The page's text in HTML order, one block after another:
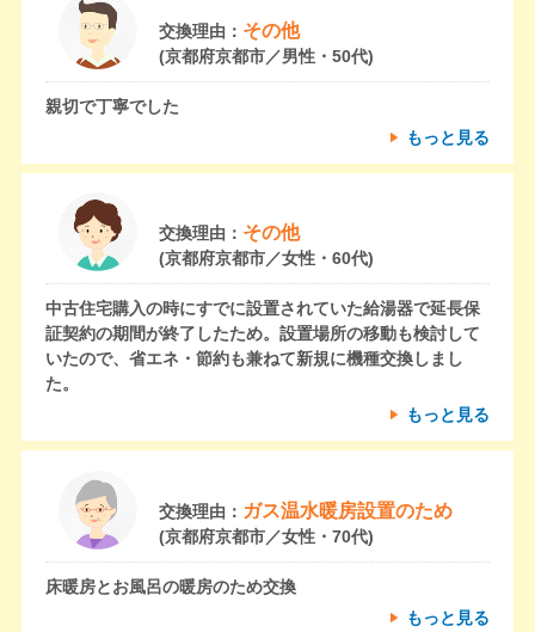
交換理由： その他
(京都府京都市／男性・50代)
親切で丁寧でした
もっと見る
交換理由： その他
(京都府京都市／女性・60代)
中古住宅購入の時にすでに設置されていた給湯器で延長保
証契約の期間が終了したため。設置場所の移動も検討して
いたので、省エネ・節約も兼ねて新規に機種交換しまし
た。
もっと見る
交換理由： ガス温水暖房設置のため
(京都府京都市／女性・70代)
床暖房とお風呂の暖房のため交換
もっと見る